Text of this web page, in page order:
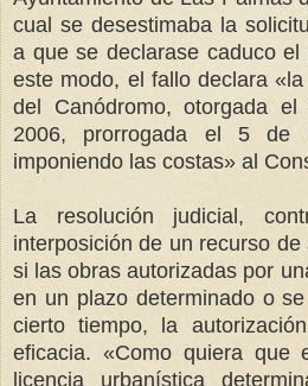
cual se desestimaba la
a que se declarase caduco
este modo, el fallo declara
del Canódromo, otorgada
2006, prorrogada el 5 de
imponiendo las costas» al
La resolución judicial,
interposición de un recurso
si las obras autorizadas por
en un plazo determinado o
cierto tiempo, la
eficacia. «Como quiera que
licencia urbanística